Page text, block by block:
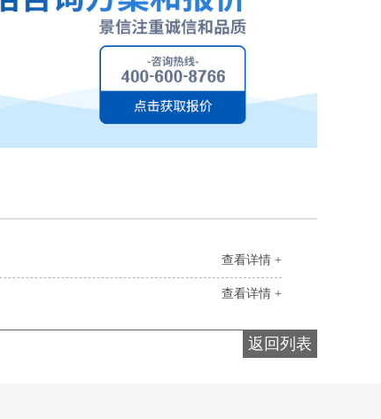
查看详情 +
查看详情 +
返回列表